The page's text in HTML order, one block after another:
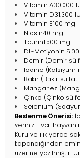
Vitamin A30.000
Vitamin D31.300 IU
Vitamin E100 mg
Niasin40 mg
Taurin1.500 mg
DL-Metiyonin
Demir (Demir
Iodine (Kalsiyum
Bakır (Bakır
Manganez
Çinko (Çinko
Selenium
Beslenme Önerisi:
veriniz. Evcil
Kuru ve ılık yerde
kapandığından
üzerine yazılmıştır.